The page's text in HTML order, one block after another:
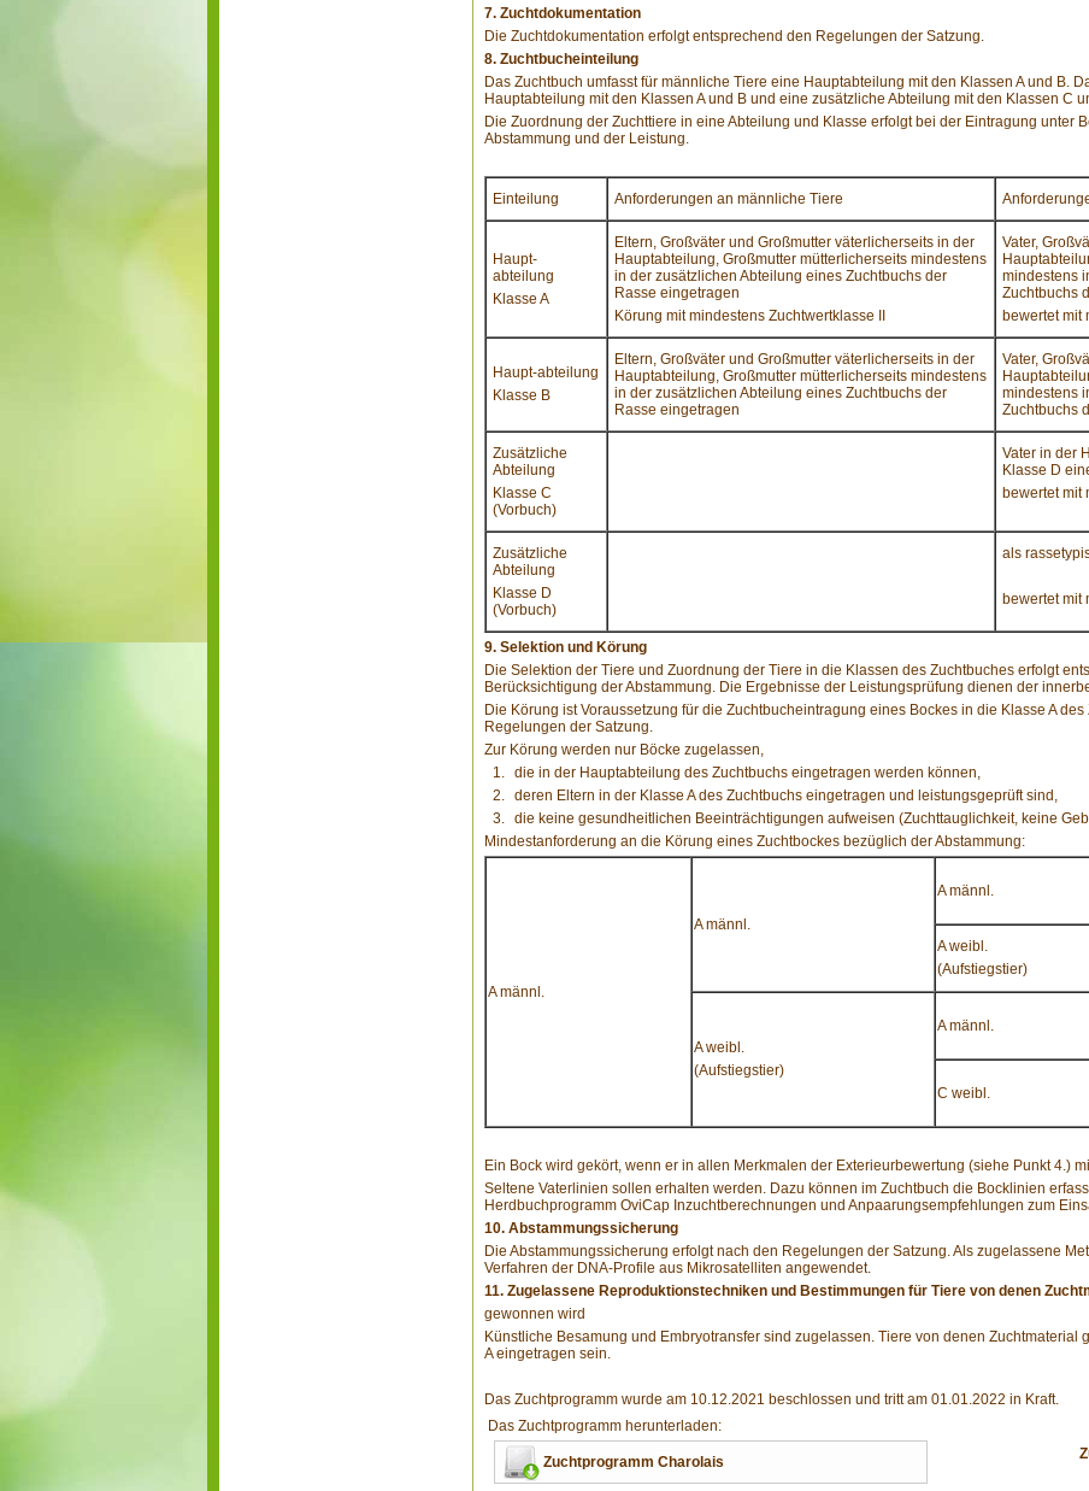
7. Zuchtdokumentation
Die Zuchtdokumentation erfolgt entsprechend den Regelungen der Satzung.
8. Zuchtbucheinteilung
Das Zuchtbuch umfasst für männliche Tiere eine Hauptabteilung mit den Klassen A und B.
Hauptabteilung mit den Klassen A und B und eine zusätzliche Abteilung mit den Klassen C
Die Zuordnung der Zuchttiere in eine Abteilung und Klasse erfolgt bei der Eintragung unter
Abstammung und der Leistung.
Einteilung Anforderungen an männliche Tiere
Haupt-
abteilung
Klasse A
Eltern, Großväter und Großmutter väterlicherseits in der
Hauptabteilung, Großmutter mütterlicherseits mindestens
in der zusätzlichen Abteilung eines Zuchtbuchs der
Rasse eingetragen
Körung mit mindestens Zuchtwertklasse II
Vater,
mindestens
Zuchtbuchs
bewertet mit
Haupt-abteilung
Klasse B
Eltern, Großväter und Großmutter väterlicherseits in der
Hauptabteilung, Großmutter mütterlicherseits mindestens
in der zusätzlichen Abteilung eines Zuchtbuchs der
Rasse eingetragen
Vater,
mindestens
Zuchtbuchs
Zusätzliche
Abteilung
Klasse C
(Vorbuch)
Vater in der
Klasse D
bewertet mit
Zusätzliche
Abteilung
Klasse D
(Vorbuch)
als
bewertet mit
9. Selektion und Körung
Die Selektion der Tiere und Zuordnung der Tiere in die Klassen des Zuchtbuches erfolgt
Berücksichtigung der Abstammung. Die Ergebnisse der Leistungsprüfung dienen der
Die Körung ist Voraussetzung für die Zuchtbucheintragung eines Bockes in die Klasse A
Regelungen der Satzung.
Zur Körung werden nur Böcke zugelassen,
die in der Hauptabteilung des Zuchtbuchs eingetragen werden können,
deren Eltern in der Klasse A des Zuchtbuchs eingetragen und leistungsgeprüft sind,
die keine gesundheitlichen Beeinträchtigungen aufweisen (Zuchttauglichkeit, keine
Mindestanforderung an die Körung eines Zuchtbockes bezüglich der Abstammung:
A männl.
A männl.
A männl.
A weibl.
(Aufstiegstier)
A weibl.
(Aufstiegstier)
A männl.
C weibl.
Ein Bock wird gekört, wenn er in allen Merkmalen der Exterieurbewertung (siehe Punkt 4.)
Seltene Vaterlinien sollen erhalten werden. Dazu können im Zuchtbuch die Bocklinien
Herdbuchprogramm OviCap Inzuchtberechnungen und Anpaarungsempfehlungen zum
10. Abstammungssicherung
Die Abstammungssicherung erfolgt nach den Regelungen der Satzung. Als zugelassene
Verfahren der DNA-Profile aus Mikrosatelliten angewendet.
11. Zugelassene Reproduktionstechniken und Bestimmungen für Tiere von denen
gewonnen wird
Künstliche Besamung und Embryotransfer sind zugelassen. Tiere von denen Zuchtmaterial
A eingetragen sein.
Das Zuchtprogramm wurde am 10.12.2021 beschlossen und tritt am 01.01.2022 in Kraft.
Das Zuchtprogramm herunterladen:
Zuchtprogramm Charolais